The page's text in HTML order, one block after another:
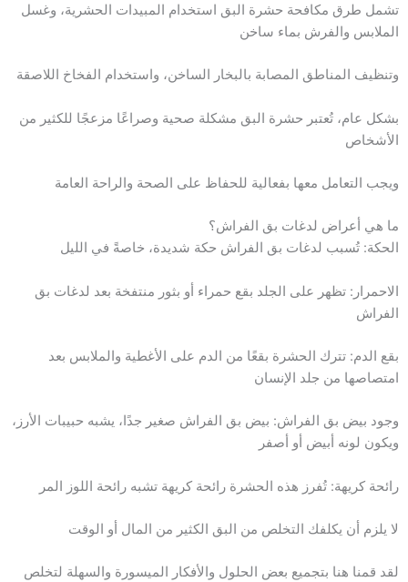
تشمل طرق مكافحة حشرة البق استخدام المبيدات الحشرية، وغسل
الملابس والفرش بماء ساخن
وتنظيف المناطق المصابة بالبخار الساخن، واستخدام الفخاخ اللاصقة
بشكل عام، تُعتبر حشرة البق مشكلة صحية وصراعًا مزعجًا للكثير من
الأشخاص
ويجب التعامل معها بفعالية للحفاظ على الصحة والراحة العامة
ما هي أعراض لدغات بق الفراش؟
الحكة: تُسبب لدغات بق الفراش حكة شديدة، خاصةً في الليل
الاحمرار: تظهر على الجلد بقع حمراء أو بثور منتفخة بعد لدغات بق
الفراش
بقع الدم: تترك الحشرة بقعًا من الدم على الأغطية والملابس بعد
امتصاصها من جلد الإنسان
وجود بيض بق الفراش: بيض بق الفراش صغير جدًا، يشبه حبيبات الأرز،
ويكون لونه أبيض أو أصفر
رائحة كريهة: تُفرز هذه الحشرة رائحة كريهة تشبه رائحة اللوز المر
لا يلزم أن يكلفك التخلص من البق الكثير من المال أو الوقت
لقد قمنا هنا بتجميع بعض الحلول والأفكار الميسورة والسهلة لتخلص